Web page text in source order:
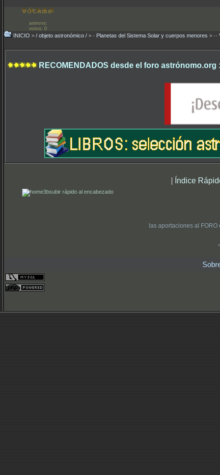
astrons:
votos: 0
INICIO > / objeto astronómico / > · Planetas del Sistema Solar y cuerpos menores >
RECOMENDADOS desde el foro astrónomo.org
| Índice
subir rápido al encabezado
las aportaciones al